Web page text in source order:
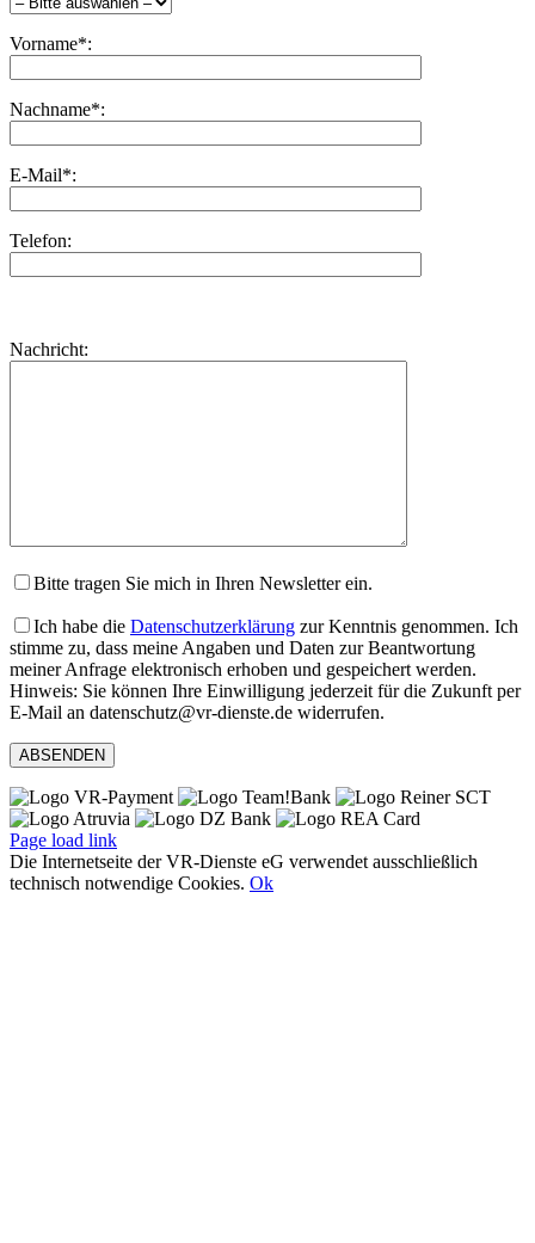
Vorname*:
Nachname*:
E-Mail*:
Telefon:
dieses
lasse
Nachricht:
Bitte tragen Sie mich in Ihren Newsletter ein.
Ich habe die Datenschutzerklärung zur Kenntnis genommen. Ich
stimme zu, dass meine Angaben und Daten zur Beantwortung
meiner Anfrage elektronisch erhoben und gespeichert werden.
Hinweis: Sie können Ihre Einwilligung jederzeit für die Zukunft per
E-Mail an datenschutz@vr-dienste.de widerrufen.
Page load link
Die Internetseite der VR-Dienste eG verwendet ausschließlich
technisch notwendige Cookies. Ok